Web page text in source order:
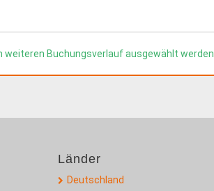
Buchungsverlauf ausgewählt werden.
Länder
Deutschland